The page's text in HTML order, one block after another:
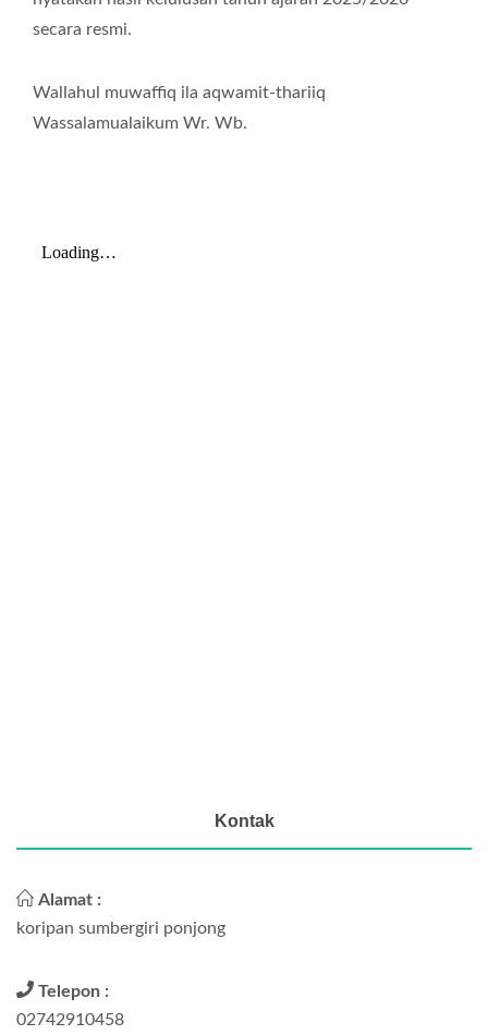
secara resmi.
Wallahul muwaffiq ila aqwamit-thariiq
Wassalamualaikum Wr. Wb.
Kontak
Alamat :
koripan sumbergiri ponjong
Telepon :
02742910458